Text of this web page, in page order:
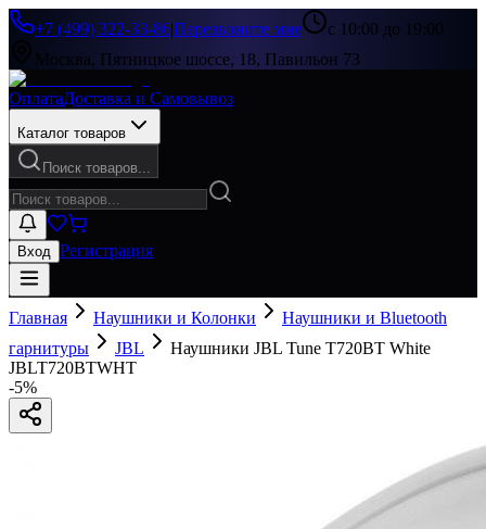
+7 (499) 322-33-86|Перезвоните мне
с 10:00 до 19:00
Москва, Пятницкое шоссе, 18, Павильон 73
ОплатаДоставка и Самовывоз
Каталог товаров
Поиск товаров...
Вход Регистрация
Главная Наушники и Колонки
Наушники и Bluetooth
гарнитуры
JBL
Наушники JBL Tune T720BT White
JBLT720BTWHT
-5%